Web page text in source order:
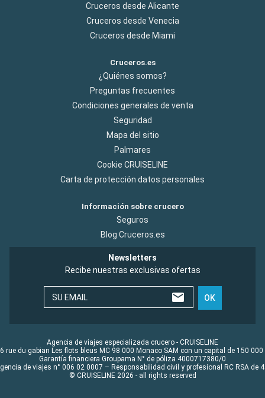
Cruceros desde Alicante
Cruceros desde Venecia
Cruceros desde Miami
Cruceros.es
¿Quiénes somos?
Preguntas frecuentes
Condiciones generales de venta
Seguridad
Mapa del sitio
Palmares
Cookie CRUISELINE
Carta de protección datos personales
Información sobre crucero
Seguros
Blog Cruceros.es
Newsletters
Recibe nuestras exclusivas ofertas
SU EMAIL OK
Agencia de viajes especializada crucero - CRUISELINE
rue du gabian Les flots bleus MC 98 000 Monaco SAM con un capital de 150 000
Garantía financiera Groupama N° de póliza 4000717380/0
de viajes n° 006 02 0007 – Responsabilidad civil y profesional RC RSA de
© CRUISELINE 2026 - all rights reserved